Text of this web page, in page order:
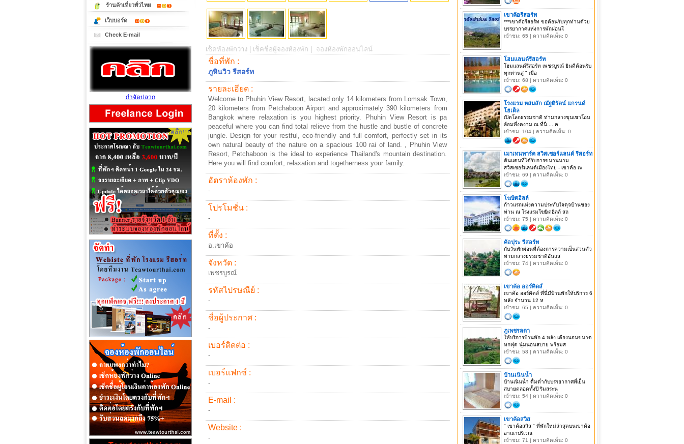
เขาค้อรีสอร์ท
***เขาค้อรีสอร์ท ขอต้อนรับทุกท่านด้วย
บรรยากาศแห่งการพักผ่อนใ
เข้าชม: 65 | ความคิดเห็น: 0
โฮมแลนด์รีสอร์ท
โฮมแลนด์รีสอร์ท เพชรบูรณ์ ยินดีต้อนรับ
ทุกท่านสู่ " เมือ
เข้าชม: 68 | ความคิดเห็น: 0
โรงแรม หล่มสัก ณัฐติรัตน์ แกรนด์
โฮเต็ล
เปิดโลกธรรมชาติ ท่ามกลางขุนเขาโอบ
ล้อมที่งดงาม ณ ที่นี่.... ค
เข้าชม: 104 | ความคิดเห็น: 0
เมาเทนพาร์ค สวิสเซอร์แลนด์ รีสอร์ท
ดินแดนที่ได้รับการขนานนาม
สวิสเซอร์แลนด์เมืองไทย - เขาค้อ เพ
เข้าชม: 69 | ความคิดเห็น: 0
โฆษิตฮิลล์
ก้าวแรกแห่งความประทับใจดุจบ้านของ
ท่าน ณ โรงแรมโฆษิตฮิลล์ สถ
เข้าชม: 75 | ความคิดเห็น: 0
ค้อปุระ รีสอร์ท
กับวันพักผ่อนที่ต้องการความเป็นส่วนตัว
ท่ามกลางธรรมชาติอันแส
เข้าชม: 74 | ความคิดเห็น: 0
เขาค้อ ออร์คิดส์
เขาค้อ ออร์คิดส์ ที่นี่มีบ้านพักให้บริการ 6
หลัง จำนวน 12 ห
เข้าชม: 65 | ความคิดเห็น: 0
ภูเพชรลดา
ให้บริการบ้านพัก 4 หลัง เตียงนอนขนาด
หกฟุต นุ่มนอนสบาย พร้อมส
เข้าชม: 58 | ความคิดเห็น: 0
บ้านเนินน้ำ
บ้านเนินน้ำ ดื่มด่ำกับบรรยากาศที่เย็น
สบายตลอดทั้งปี ริมสระน
เข้าชม: 54 | ความคิดเห็น: 0
เขาค้อสวิส
" เขาค้อสวิส " ที่พักใหม่ล่าสุดบนเขาค้อ
อาณาบริเวณ
เข้าชม: 71 | ความคิดเห็น: 0
เช็คห้องพักว่าง | เช็คชื่อผู้จองห้องพัก | จองห้องพักออนไลน์
ชื่อที่พัก :
ภูหินวิว รีสอร์ท
รายละเอียด :
Welcome to Phuhin View Resort, lacated only 14 kilometers from Lomsak Town,
20 kilometers from Petchaboon Airport and approximately 390 kilometers from
Bangkok where relaxation is you highest priority. Phuhin View Resort is pa
peaceful where you can find total relieve from the hustle and bustle of concrete
jungle. Design for your restful, eco-friendly and full comfort, perfectly set in its
own natural beauty of the nature on a spacious 100 rai of land. , Phuhin View
Resort, Petchaboon is the ideal to experience Thailand's mountain destination.
Here you will find comfort, relaxation and togetherness your family.
อัตราห้องพัก :
-
โปรโมชั่น :
-
ที่ตั้ง :
อ.เขาค้อ
จังหวัด :
เพชรบูรณ์
รหัสไปรษณีย์ :
-
ชื่อผู้ประกาศ :
-
เบอร์ติดต่อ :
-
เบอร์แฟกซ์ :
-
E-mail :
-
Website :
-
ร้านค้าเที่ยวทั่วไทย
เว็บบอร์ด
Check E-mail
กำจัดปลวก